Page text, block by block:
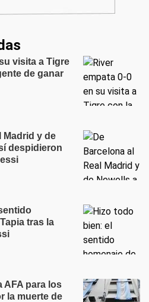
visita a Tigre
de ganar
Madrid y de
despidieron
tras la
AFA para los
la muerte de